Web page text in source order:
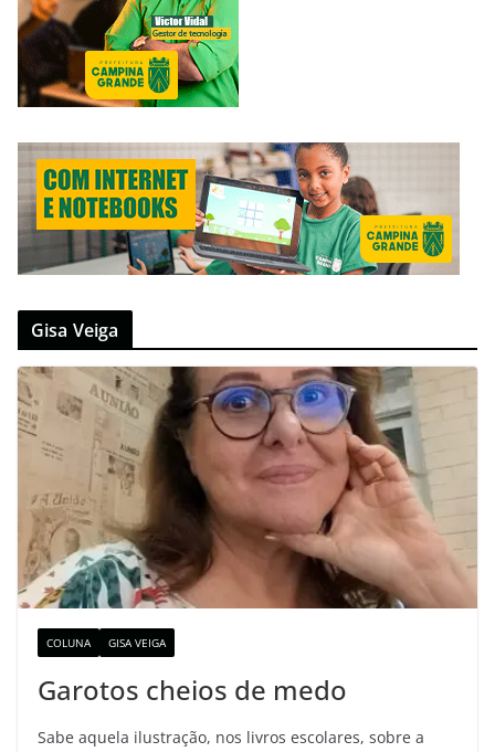
Gisa Veiga
COLUNA GISA VEIGA
Garotos cheios de medo
Sabe aquela ilustração, nos livros escolares, sobre a